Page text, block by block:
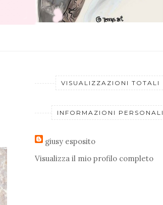
VISUALIZZAZIONI TOTALI
INFORMAZIONI PERSONALI
giusy esposito
Visualizza il mio profilo completo